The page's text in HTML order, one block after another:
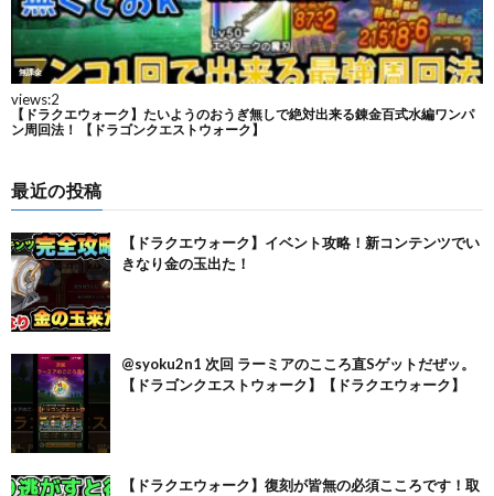
最近の投稿
【ドラクエウォーク】イベント攻略！新コンテンツでい
きなり金の玉出た！
@syoku2n1 次回 ラーミアのこころ直Sゲットだぜッ。
【ドラゴンクエストウォーク】【ドラクエウォーク】
【ドラクエウォーク】復刻が皆無の必須こころです！取